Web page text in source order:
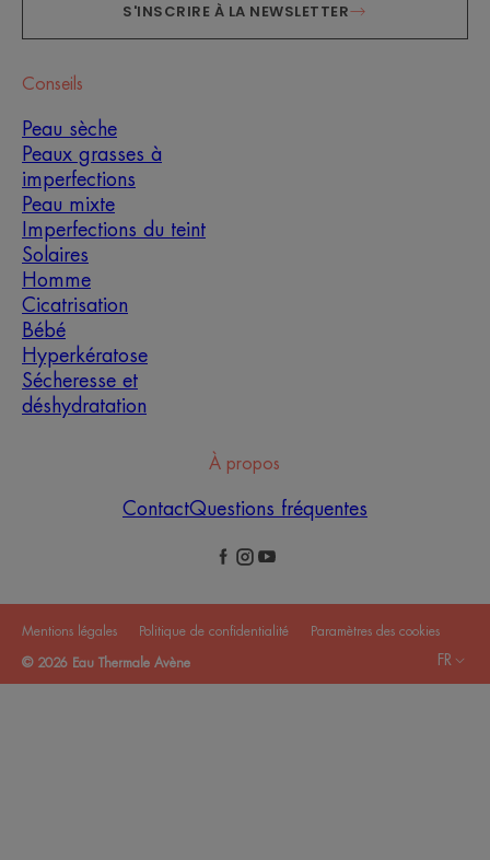
S'INSCRIRE À LA NEWSLETTER
Conseils
Peau sèche
Peaux grasses à
imperfections
Peau mixte
Imperfections du teint
Solaires
Homme
Cicatrisation
Bébé
Hyperkératose
Sécheresse et
déshydratation
À propos
ContactQuestions fréquentes
Mentions légales Politique de confidentialité Paramètres des cookies
© 2026 Eau Thermale Avène FR